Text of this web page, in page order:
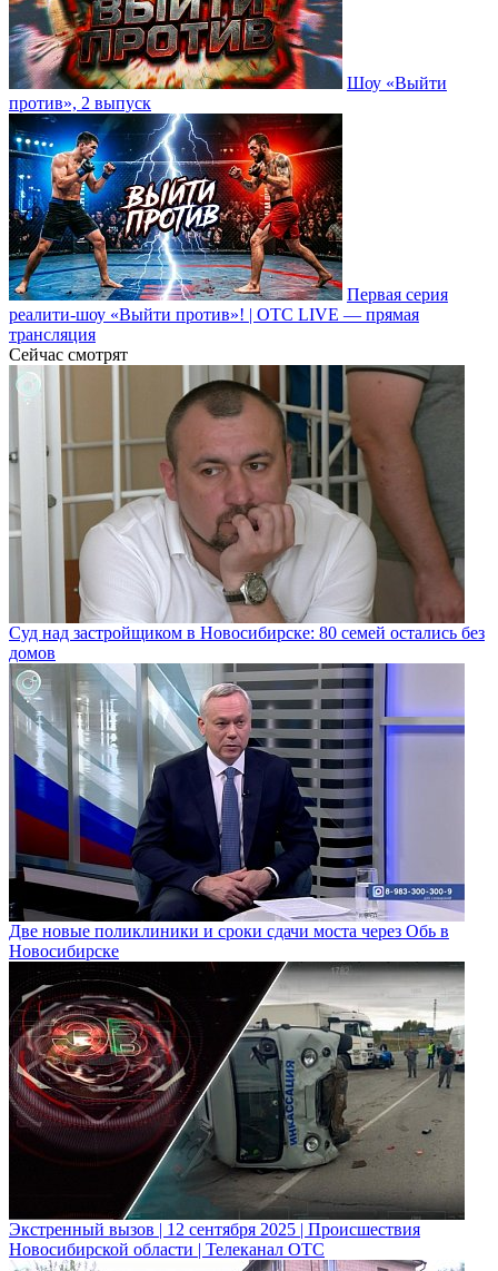
Шоу «Выйти
против», 2 выпуск
Первая серия
реалити-шоу «Выйти против»! | ОТС LIVE — прямая
трансляция
Сейчас смотрят
Суд над застройщиком в Новосибирске: 80 семей остались без
домов
Две новые поликлиники и сроки сдачи моста через Обь в
Новосибирске
Экстренный вызов | 12 сентября 2025 | Происшествия
Новосибирской области | Телеканал ОТС